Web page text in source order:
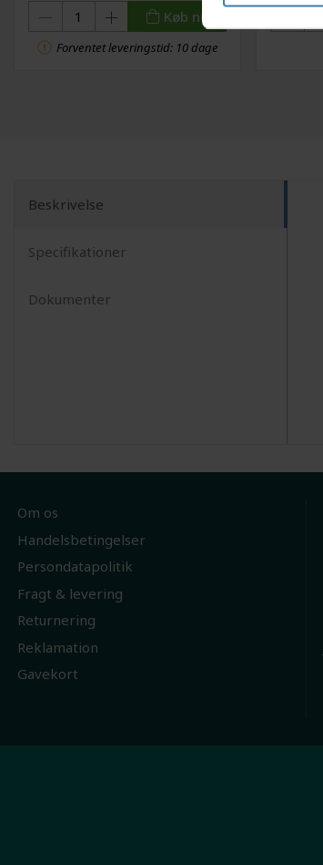
Køb nu
Forventet leveringstid: 10 dage
Beskrivelse
Specifikationer
Dokumenter
Om os
Handelsbetingelser
Persondatapolitik
Fragt & levering
Returnering
Reklamation
Gavekort